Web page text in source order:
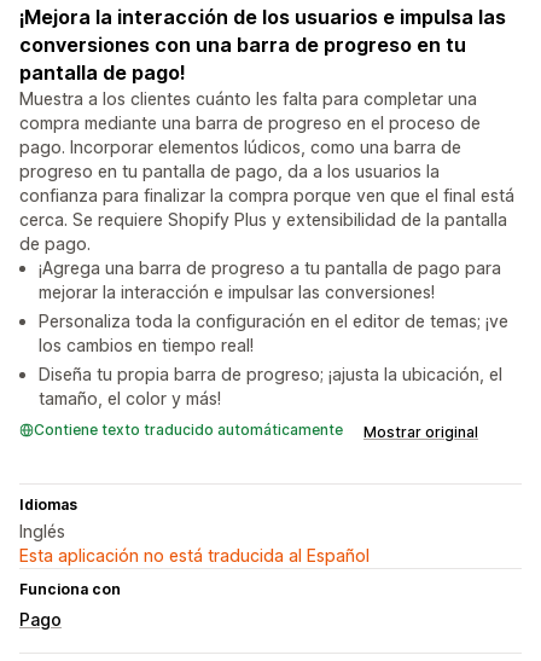
¡Mejora la interacción de los usuarios e impulsa las
conversiones con una barra de progreso en tu
pantalla de pago!
Muestra a los clientes cuánto les falta para completar una
compra mediante una barra de progreso en el proceso de
pago. Incorporar elementos lúdicos, como una barra de
progreso en tu pantalla de pago, da a los usuarios la
confianza para finalizar la compra porque ven que el final está
cerca. Se requiere Shopify Plus y extensibilidad de la pantalla
de pago.
¡Agrega una barra de progreso a tu pantalla de pago para
mejorar la interacción e impulsar las conversiones!
Personaliza toda la configuración en el editor de temas; ¡ve
los cambios en tiempo real!
Diseña tu propia barra de progreso; ¡ajusta la ubicación, el
tamaño, el color y más!
Contiene texto traducido automáticamente Mostrar original
Idiomas
Inglés
Esta aplicación no está traducida al Español
Funciona con
Pago